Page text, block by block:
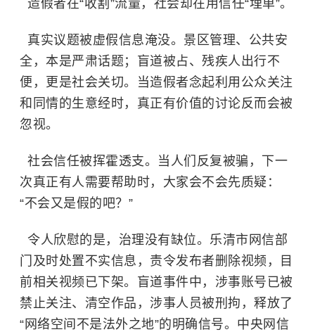
造假者在“收割”流量，社会却在用信任“埋单”。
真实议题被虚假信息淹没。景区管理、公共安
全，本是严肃话题；盲道被占、残疾人出行不
便，更是社会关切。当造假者念起利用公众关注
和同情的生意经时，真正有价值的讨论反而会被
忽视。
社会信任被挥霍透支。当人们反复被骗，下一
次真正有人需要帮助时，大家会不会先质疑：
“不会又是假的吧？”
令人欣慰的是，治理没有缺位。乐清市网信部
门及时处置不实信息，责令发布者删除视频，目
前相关视频已下架。盲道事件中，涉事账号已被
禁止关注、清空作品，涉事人员被刑拘，释放了
“网络空间不是法外之地”的明确信号。中央网信